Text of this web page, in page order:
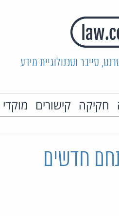
סייבר וטכנולוגיית מידע
חקיקה קישורים
חדשים